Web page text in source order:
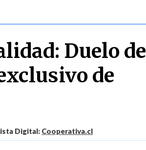
Duelo de
de
Digital: Cooperativa.cl